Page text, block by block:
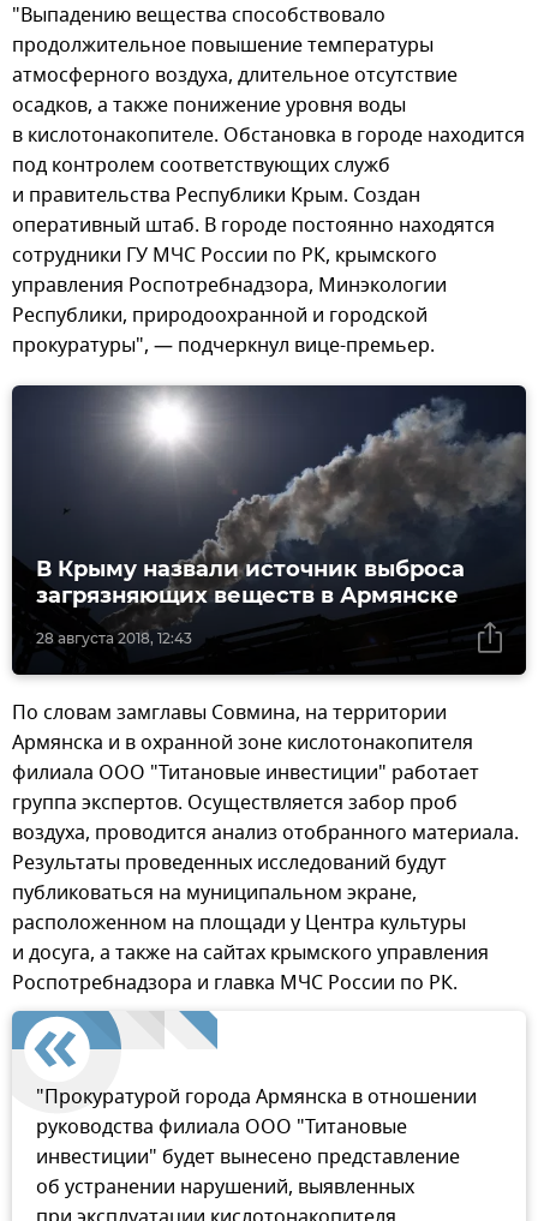
"Выпадению вещества способствовало
продолжительное повышение температуры
атмосферного воздуха, длительное отсутствие
осадков, а также понижение уровня воды
в кислотонакопителе. Обстановка в городе находится
под контролем соответствующих служб
и правительства Республики Крым. Создан
оперативный штаб. В городе постоянно находятся
сотрудники ГУ МЧС России по РК, крымского
управления Роспотребнадзора, Минэкологии
Республики, природоохранной и городской
прокуратуры", — подчеркнул вице-премьер.
28 августа 2018, 12:43
В Крыму назвали источник выброса
загрязняющих веществ в Армянске
По словам замглавы Совмина, на территории
Армянска и в охранной зоне кислотонакопителя
филиала ООО "Титановые инвестиции" работает
группа экспертов. Осуществляется забор проб
воздуха, проводится анализ отобранного материала.
Результаты проведенных исследований будут
публиковаться на муниципальном экране,
расположенном на площади у Центра культуры
и досуга, а также на сайтах крымского управления
Роспотребнадзора и главка МЧС России по РК.
"Прокуратурой города Армянска в отношении
руководства филиала ООО "Титановые
инвестиции" будет вынесено представление
об устранении нарушений, выявленных